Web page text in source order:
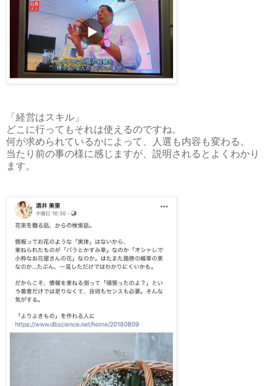
「経営はスキル」
どこに行ってもそれは使えるのですね。
何が求められているかによって、人選も内容も変わる。
当たり前の事の様に感じますが、説明されるとよくわかり
ます。